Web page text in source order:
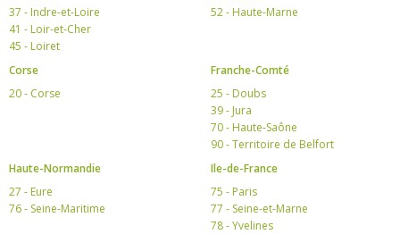
37 - Indre-et-Loire
41 - Loir-et-Cher
45 - Loiret
52 - Haute-Marne
Corse
20 - Corse
Franche-Comté
25 - Doubs
39 - Jura
70 - Haute-Saône
90 - Territoire de Belfort
Haute-Normandie
27 - Eure
76 - Seine-Maritime
Ile-de-France
75 - Paris
77 - Seine-et-Marne
78 - Yvelines